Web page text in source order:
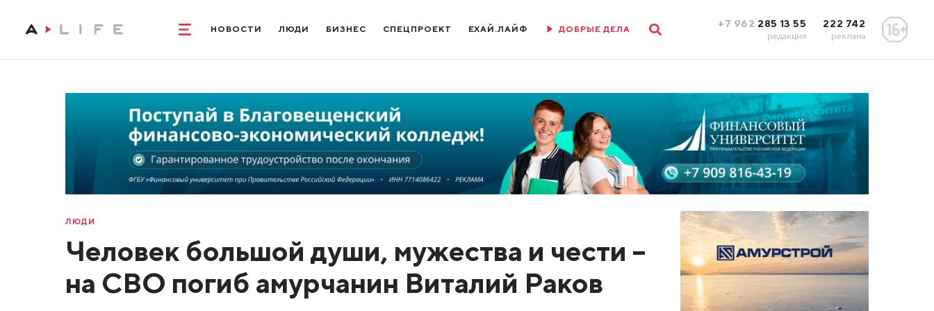
НОВОСТИ ЛЮДИ БИЗНЕС СПЕЦПРОЕКТ ЕХАЙ.ЛАЙФ ДОБРЫЕ ДЕЛА +7 962 285 13 55
редакция
222 742
реклама
ЛЮДИ
Человек большой души, мужества и чести –
на СВО погиб амурчанин Виталий Раков